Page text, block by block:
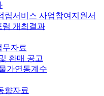
립서비스 사업참여지원서
럼 개최결과
무자료
환매 공고
가연동계수
향자료